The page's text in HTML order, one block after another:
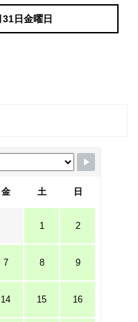
日金曜日
金 土 日
1 2
7 8 9
14 15 16